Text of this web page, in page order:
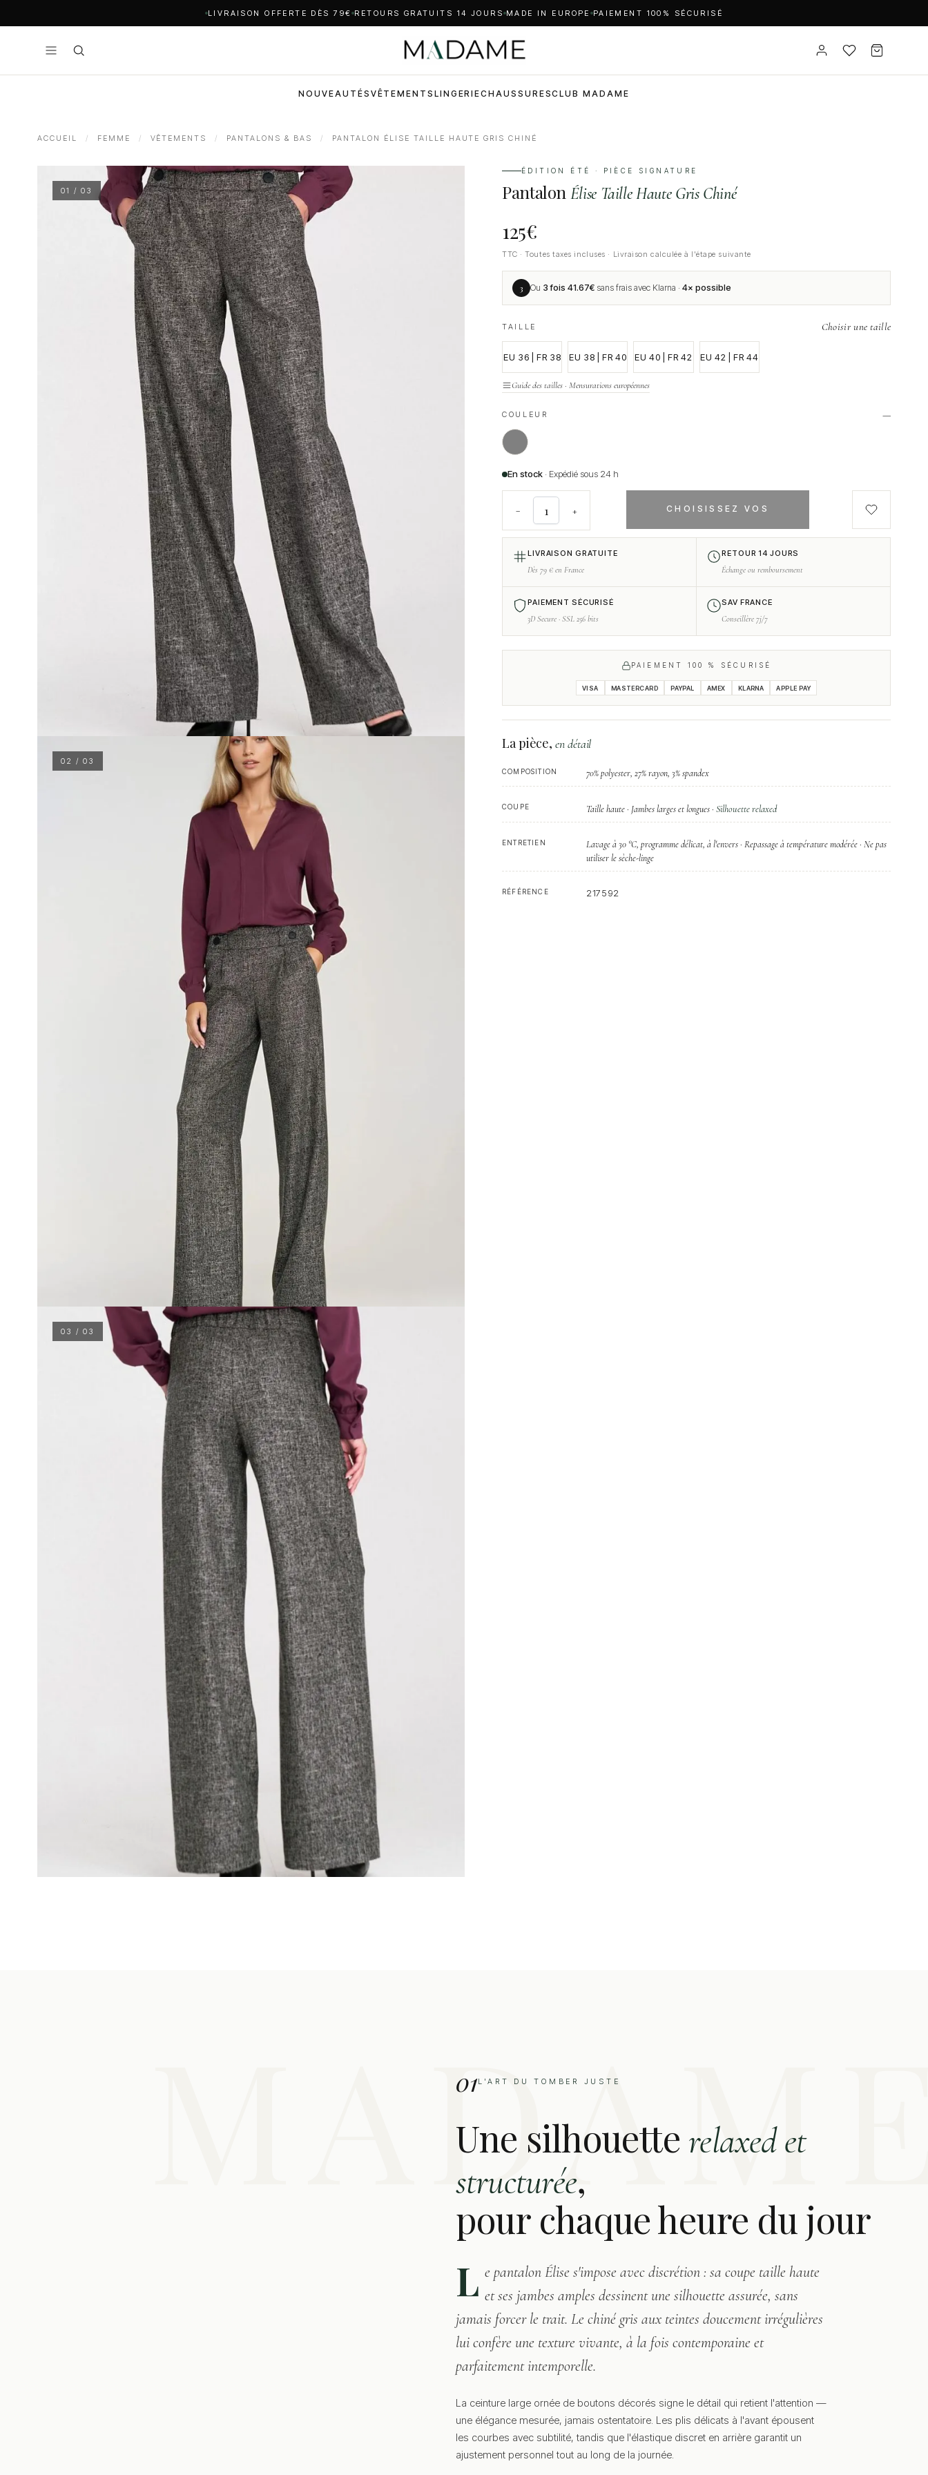
LIVRAISON OFFERTE DÈS 79€ RETOURS GRATUITS 14 JOURS MADE IN EUROPE PAIEMENT 100% SÉCURISÉ
NOUVEAUTÉS VÊTEMENTS LINGERIECHAUSSURESCLUB MADAME
ACCUEIL / FEMME / VÊTEMENTS / PANTALONS & BAS / PANTALON ÉLISE TAILLE HAUTE GRIS CHINÉ
01 / 03
02 / 03
03 / 03
ÉDITION ÉTÉ · PIÈCE SIGNATURE
Pantalon Élise Taille Haute Gris Chiné
125€
TTC · Toutes taxes incluses · Livraison calculée à l'étape suivante
3 Ou 3 fois41.67€ sans frais avec Klarna ·4× possible
TAILLE Choisir une taille
EU 36 | FR 38 EU 38 | FR 40 EU 40 | FR 42 EU 42 | FR 44
Guide des tailles · Mensurations européennes
COULEUR —
En stock · Expédié sous 24 h
− + CHOISISSEZ VOS
LIVRAISON GRATUITE
Dès 79 € en France
RETOUR 14 JOURS
Échange ou remboursement
PAIEMENT SÉCURISÉ
3D Secure · SSL 256 bits
SAV FRANCE
Conseillère 7j/7
PAIEMENT 100 % SÉCURISÉ
VISA MASTERCARD PAYPAL AMEX KLARNA APPLE PAY
La pièce,en détail
COMPOSITION 70% polyester, 27% rayon, 3% spandex
COUPE Taille haute · Jambes larges et longues ·Silhouette relaxed
ENTRETIEN
Lavage à 30 °C, programme délicat, à l'envers · Repassage à température modérée · Ne pas
utiliser le sèche-linge
RÉFÉRENCE 217592
01L'ART DU TOMBER JUSTE
Une silhouette relaxed et
structurée,
pour chaque heure du jour
L e pantalon Élise s'impose avec discrétion : sa coupe taille haute
et ses jambes amples dessinent une silhouette assurée, sans
jamais forcer le trait. Le chiné gris aux teintes doucement irrégulières
lui confère une texture vivante, à la fois contemporaine et
parfaitement intemporelle.
La ceinture large ornée de boutons décorés signe le détail qui retient l'attention —
une élégance mesurée, jamais ostentatoire. Les plis délicats à l'avant épousent
les courbes avec subtilité, tandis que l'élastique discret en arrière garantit un
ajustement personnel tout au long de la journée.